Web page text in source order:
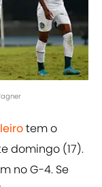
tem o
domingo (17).
no G-4. Se